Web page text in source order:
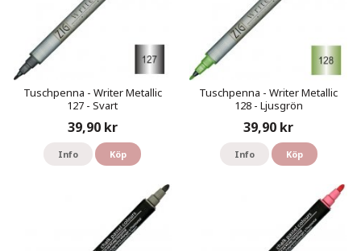
Tuschpenna - Writer Metallic
127 - Svart
39,90 kr
Info Köp
Tuschpenna - Writer Metallic
128 - Ljusgrön
39,90 kr
Info Köp